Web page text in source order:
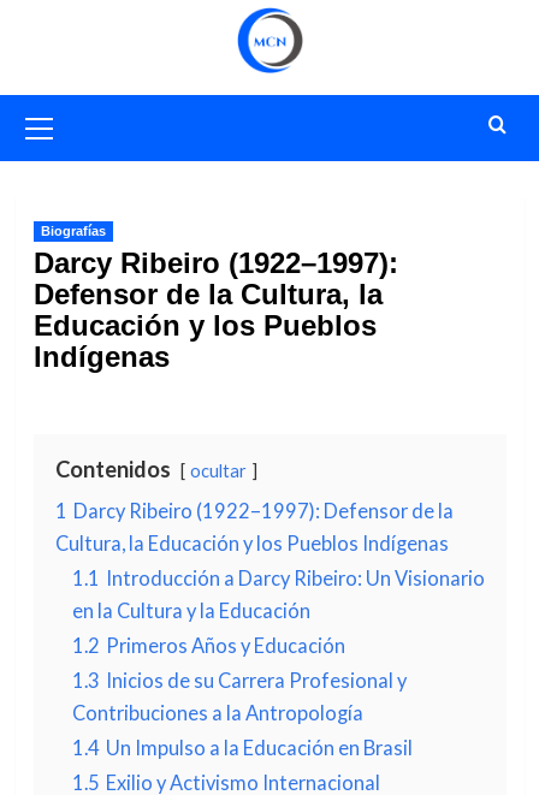
primario
Biografías
Darcy Ribeiro (1922–1997):
Defensor de la Cultura, la
Educación y los Pueblos
Indígenas
Contenidos ocultar
1 Darcy Ribeiro (1922–1997): Defensor de la
Cultura, la Educación y los Pueblos Indígenas
1.1 Introducción a Darcy Ribeiro: Un Visionario
en la Cultura y la Educación
1.2 Primeros Años y Educación
1.3 Inicios de su Carrera Profesional y
Contribuciones a la Antropología
1.4 Un Impulso a la Educación en Brasil
1.5 Exilio y Activismo Internacional